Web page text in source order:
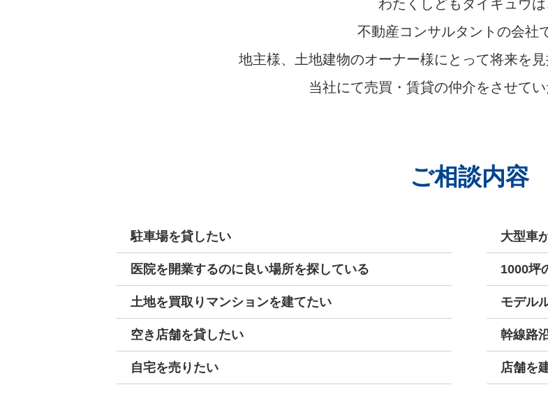
わたくしどもダイキュウは
不動産コンサルタントの会社
地主様、土地建物のオーナー様にとって将来を見
当社にて売買・賃貸の仲介をさせてい
ご相談内容
駐車場を貸したい
医院を開業するのに良い場所を探している
土地を買取りマンションを建てたい
空き店舗を貸したい
自宅を売りたい
大型車
1000坪
モデル
幹線路
店舗を